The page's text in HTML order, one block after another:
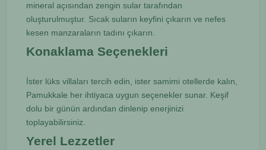
mineral açısından zengin sular tarafından
oluşturulmuştur. Sıcak suların keyfini çıkarın ve nefes
kesen manzaraların tadını çıkarın.
Konaklama Seçenekleri
İster lüks villaları tercih edin, ister samimi otellerde kalın,
Pamukkale her ihtiyaca uygun seçenekler sunar. Keşif
dolu bir günün ardından dinlenip enerjinizi
toplayabilirsiniz.
Yerel Lezzetler